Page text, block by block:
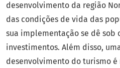
desenvolvimento da região
das condições de vida das
sua implementação se dê sob
investimentos. Além disso,
desenvolvimento do turismo